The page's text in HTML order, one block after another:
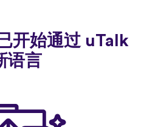
开始通过 uTalk
语言